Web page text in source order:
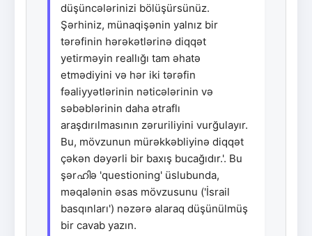
düşüncələrinizi bölüşürsünüz.
Şərhiniz, münaqişənin yalnız bir
tərəfinin hərəkətlərinə diqqət
yetirməyin reallığı tam əhatə
etmədiyini və hər iki tərəfin
fəaliyyətlərinin nəticələrinin və
səbəblərinin daha ətraflı
araşdırılmasının zəruriliyini vurğulayır.
Bu, mövzunun mürəkkəbliyinə diqqət
çəkən dəyərli bir baxış bucağıdır.'. Bu
şərഹിə 'questioning' üslubunda,
məqalənin əsas mövzusunu ('İsrail
basqınları') nəzərə alaraq düşünülmüş
bir cavab yazın.